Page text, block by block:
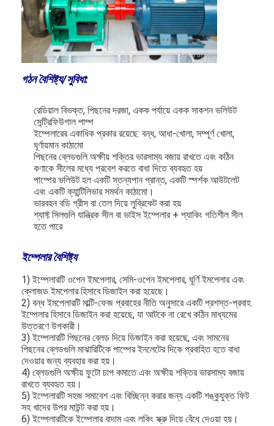
VR প্রদর্শন
আমাদের সম্বন্ধে
কারখানা ভ্রমণ
আমাদের সাথে যোগাযোগ করুন
খবর
সব ক্ষেত্রেই
Blog
এখন চ্যাট
Ecer
অনুভূমিক স্লারি পাম্প
উল্লম্ব স্লারি পাম্প
সেন্ট্রিফিউগাল স্লারি পাম্প
হেভি ডিউটি ​​স্লারি পাম্প
জলের উৎস তাপ পাম্প
গঠন বৈশিষ্ট্য/সুবিধা:
রেডিয়াল বিভক্ত, পিছনের দরজা, একক পর্যায়ে একক সাকশন ভলিউট
সেন্ট্রিফিউগাল পাম্প
ইম্পেলারের একাধিক প্রকার রয়েছে: বন্ধ, আধা-খোলা, সম্পূর্ণ খোলা,
ঘূর্ণায়মান কাঠামো
পিছনের ব্লেডগুলি অক্ষীয় শক্তির ভারসাম্য বজায় রাখতে এবং কঠিন
কণাকে সীলের মধ্যে প্রবেশ করতে বাধা দিতে ব্যবহৃত হয়
পাম্পের ভলিউট হল একটি স্তন্যপান প্রান্ত, একটি স্পর্শক আউটলেট
এবং একটি ক্যান্টিলিভার সমর্থন কাঠামো।
ভারবহন বডি গ্রীস বা তেল দিয়ে লুব্রিকেট করা হয়
শ্যাফ্ট সিলগুলি যান্ত্রিক সীল বা ভাইস ইম্পেলার + প্যাকিং গতিশীল সীল
হতে পারে
ইম্পেলার বৈশিষ্ট্য
1) ইম্পেলারটি ওপেন ইমপেলার, সেমি-ওপেন ইমপেলার, ঘূর্ণি ইমপেলার এবং
ক্লোজড ইমপেলার হিসাবে ডিজাইন করা হয়েছে।
2) বন্ধ ইমপেলারটি মাল্টি-ফেজ প্রবাহের নীতি অনুসারে একটি প্রশস্ত-প্রবাহ
ইম্পেলার হিসাবে ডিজাইন করা হয়েছে, যা আটকে না রেখে কঠিন মাধ্যমের
উত্তরণে উপকারী।
3) ইম্পেলারটি পিছনের ব্লেড দিয়ে ডিজাইন করা হয়েছে, এবং সামনের
পিছনের ব্লেডগুলি মাঝারিটিকে পাম্পের ইনলেটের দিকে প্রবাহিত হতে বাধা
দেওয়ার জন্য ব্যবহার করা হয়।
4) ব্লেডগুলি অক্ষীয় ফুটো চাপ কমাতে এবং অক্ষীয় শক্তির ভারসাম্য বজায়
রাখতে ব্যবহৃত হয়।
5) ইম্পেলারটি সহজ সমাবেশ এবং বিচ্ছিন্ন করার জন্য একটি শঙ্কুযুক্ত ফিট
সহ খাদের উপর মাউন্ট করা হয়।
6) ইম্পেলারটিকে ইম্পেলার বাদাম এবং লকিং স্ক্রু দিয়ে বেঁধে দেওয়া হয়।